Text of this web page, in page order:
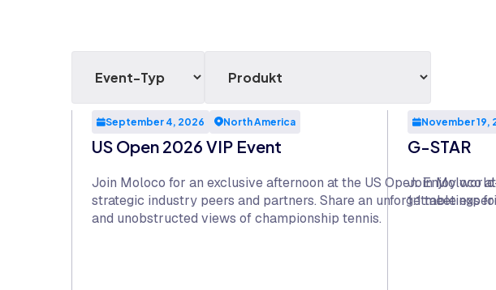
September 4, 2026 North America
US Open 2026 VIP Event
Join Moloco for an exclusive afternoon at the US Open. Enjoy
strategic industry peers and partners. Share an unforgettable
and unobstructed views of championship tennis.
November 19,
G-STAR
Join Moloco
1:1 meetings